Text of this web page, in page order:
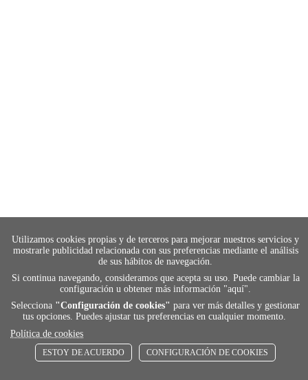
Utilizamos cookies propias y de terceros para mejorar nuestros servicios y
mostrarle publicidad relacionada con sus preferencias mediante el análisis
de sus hábitos de navegación.
Si continua navegando, consideramos que acepta su uso. Puede cambiar la
configuración u obtener más información "aquí".
Selecciona "Configuración de cookies" para ver más detalles y gestionar
tus opciones. Puedes ajustar tus preferencias en cualquier momento.
Política de cookies
ESTOY DE ACUERDO CONFIGURACIÓN DE COOKIES
payment
FORMAS DE PAGO